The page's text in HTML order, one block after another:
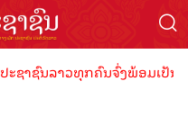
ຊາຊົນລາວທຸກຄົນຈົ່ງພ້ອມເປັນ